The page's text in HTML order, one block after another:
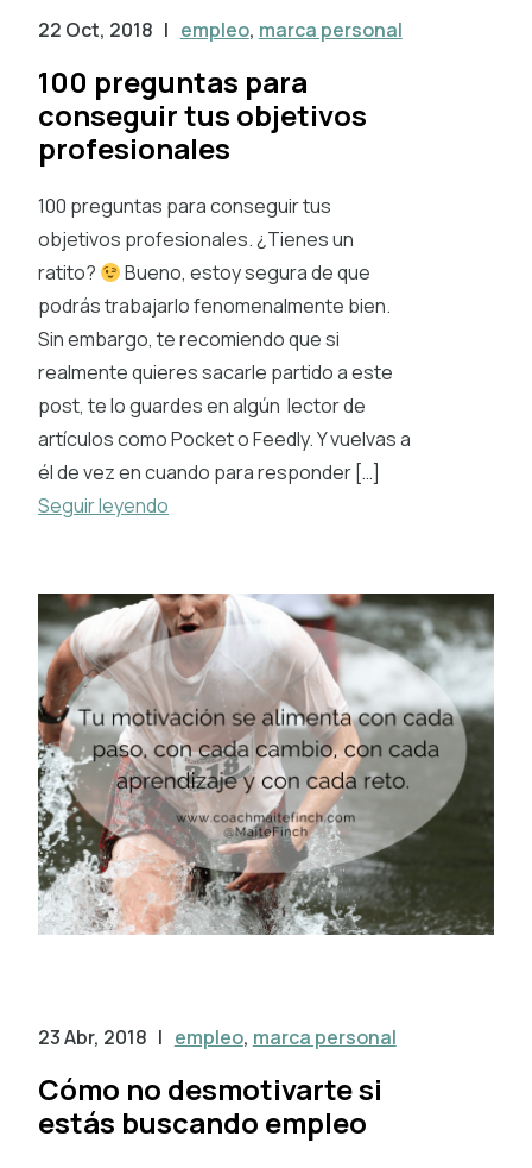
22 Oct, 2018 | empleo, marca personal
100 preguntas para
conseguir tus objetivos
profesionales
100 preguntas para conseguir tus
objetivos profesionales. ¿Tienes un
ratito?
Bueno, estoy segura de que
podrás trabajarlo fenomenalmente bien.
Sin embargo, te recomiendo que si
realmente quieres sacarle partido a este
post, te lo guardes en algún lector de
artículos como Pocket o Feedly. Y vuelvas a
él de vez en cuando para responder […]
Seguir leyendo
23 Abr, 2018 | empleo, marca personal
Cómo no desmotivarte si
estás buscando empleo